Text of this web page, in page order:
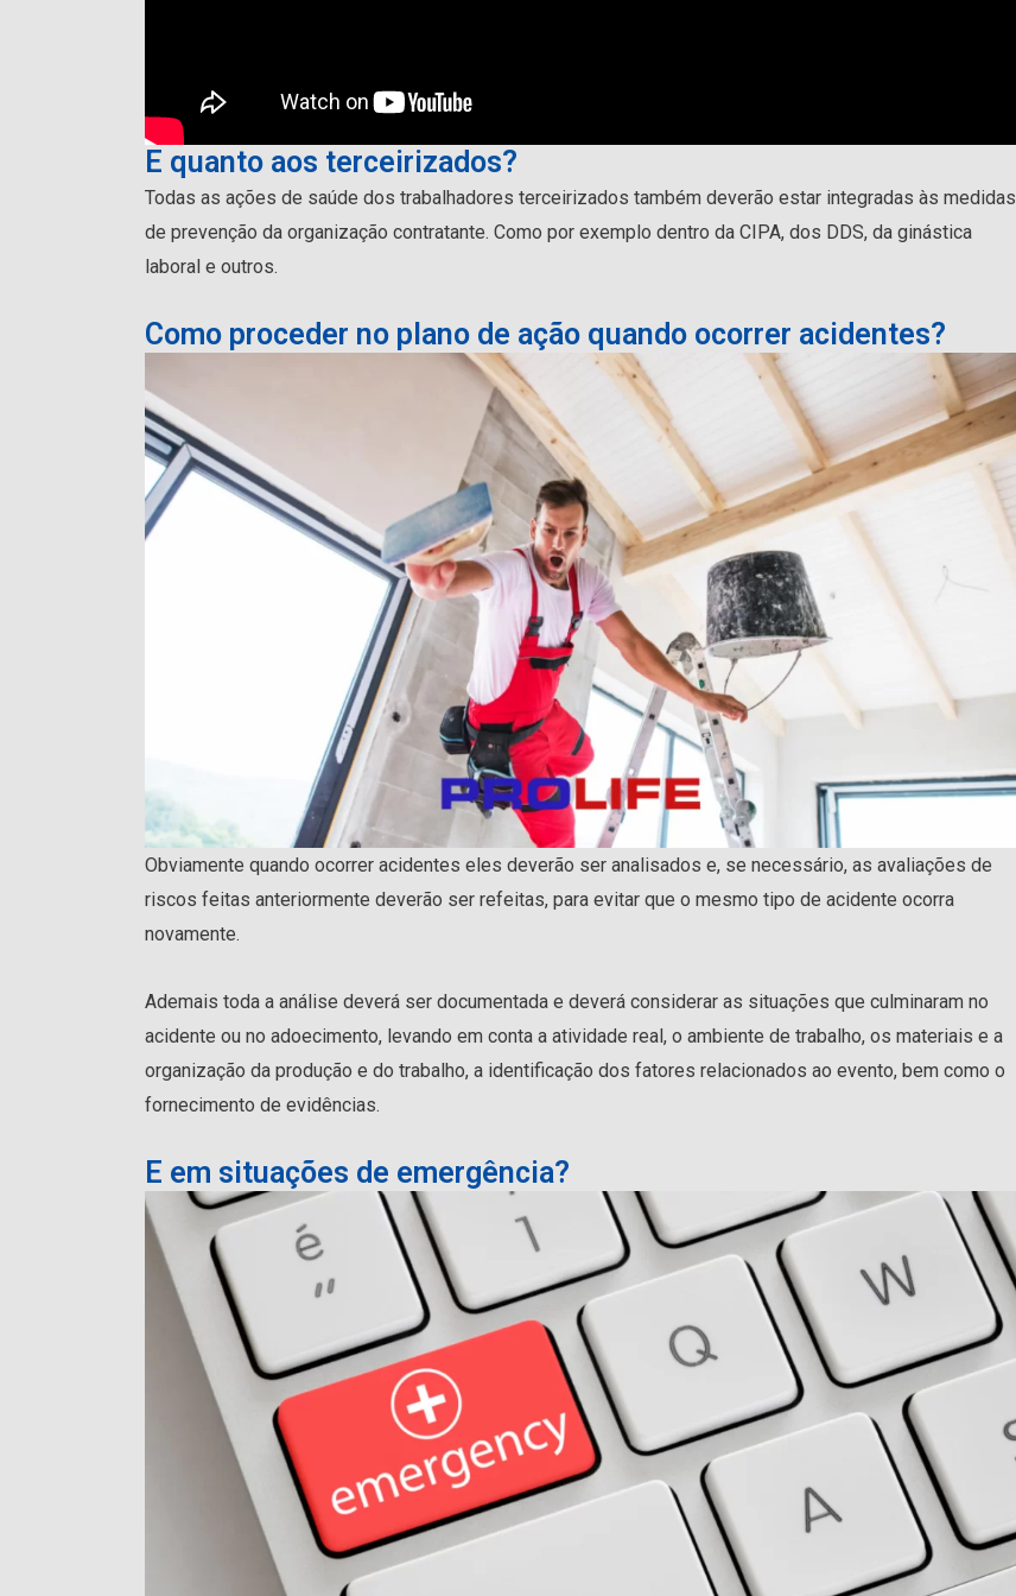
E quanto aos terceirizados?
Todas as ações de saúde dos trabalhadores terceirizados também deverão estar integradas às medidas
de prevenção da organização contratante. Como por exemplo dentro da CIPA, dos DDS, da ginástica
laboral e outros.
Como proceder no plano de ação quando ocorrer acidentes?
Obviamente quando ocorrer acidentes eles deverão ser analisados e, se necessário, as avaliações de
riscos feitas anteriormente deverão ser refeitas, para evitar que o mesmo tipo de acidente ocorra
novamente.
Ademais toda a análise deverá ser documentada e deverá considerar as situações que culminaram no
acidente ou no adoecimento, levando em conta a atividade real, o ambiente de trabalho, os materiais e a
organização da produção e do trabalho, a identificação dos fatores relacionados ao evento, bem como o
fornecimento de evidências.
E em situações de emergência?